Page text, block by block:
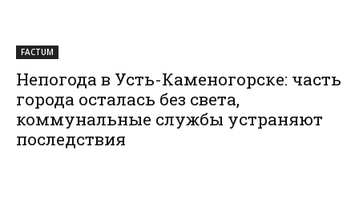
FACTUM
Непогода в Усть-Каменогорске: часть
города осталась без света,
коммунальные службы устраняют
последствия